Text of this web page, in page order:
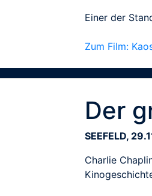
Einer der
Zum Film:
Der
SEEFELD,
Charlie